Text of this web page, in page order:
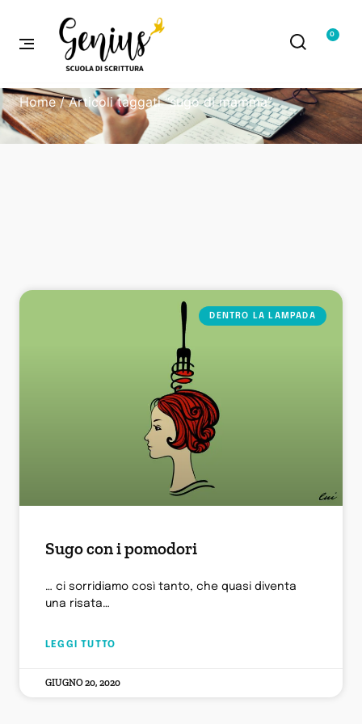
0
Home/ Articoli taggati “sugo di mamma”
DENTRO LA LAMPADA
Sugo con i pomodori
… ci sorridiamo così tanto, che quasi diventa
una risata…
LEGGI TUTTO
GIUGNO 20, 2020